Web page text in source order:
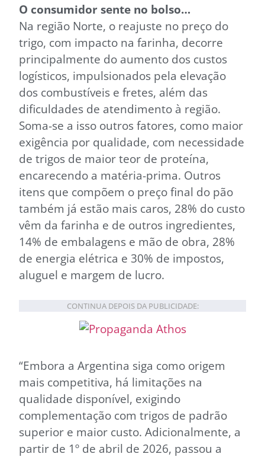
O consumidor sente no bolso…
Na região Norte, o reajuste no preço do
trigo, com impacto na farinha, decorre
principalmente do aumento dos custos
logísticos, impulsionados pela elevação
dos combustíveis e fretes, além das
dificuldades de atendimento à região.
Soma-se a isso outros fatores, como maior
exigência por qualidade, com necessidade
de trigos de maior teor de proteína,
encarecendo a matéria-prima. Outros
itens que compõem o preço final do pão
também já estão mais caros, 28% do custo
vêm da farinha e de outros ingredientes,
14% de embalagens e mão de obra, 28%
de energia elétrica e 30% de impostos,
aluguel e margem de lucro.
CONTINUA DEPOIS DA PUBLICIDADE:
“Embora a Argentina siga como origem
mais competitiva, há limitações na
qualidade disponível, exigindo
complementação com trigos de padrão
superior e maior custo. Adicionalmente, a
partir de 1º de abril de 2026, passou a